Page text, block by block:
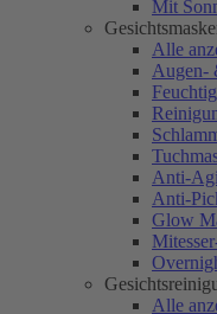
Mit
Alle
Augen-
Anti-
Anti-
Glow
Alle